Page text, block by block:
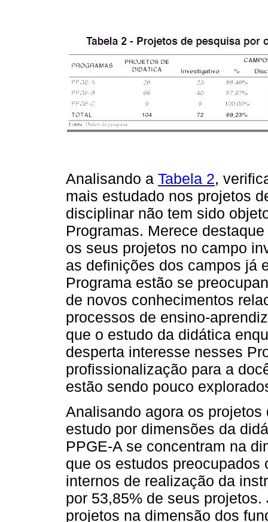
Analisando a Tabela 2,
mais estudado nos projetos
disciplinar não tem sido
Programas. Merece
os seus projetos no campo
as definições dos campos já
Programa estão se
de novos conhecimentos
processos de ensino-
que o estudo da didática
desperta interesse nesses
profissionalização para a
estão sendo pouco
Analisando agora os
estudo por dimensões da
PPGE-A se concentram na
que os estudos
internos de realização da
por 53,85% de seus
projetos na dimensão dos